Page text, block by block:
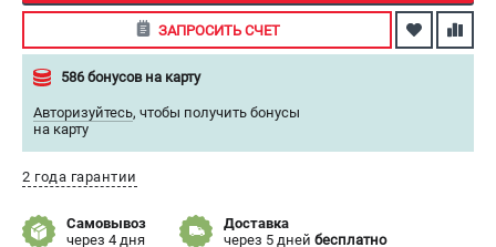
Сервисный центр
Как нас найти
ИНФОРМАЦИЯ
Юридическая информация
О бренде
Способы оплаты
ЗАПРОСИТЬ СЧЕТ
586 бонусов на карту
Авторизуйтесь, чтобы получить бонусы
на карту
2 года гарантии
Самовывоз
через 4 дня
Доставка
через 5 дней бесплатно